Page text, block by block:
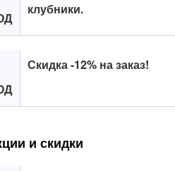
клубники.
Скидка -12% на заказ!
и скидки